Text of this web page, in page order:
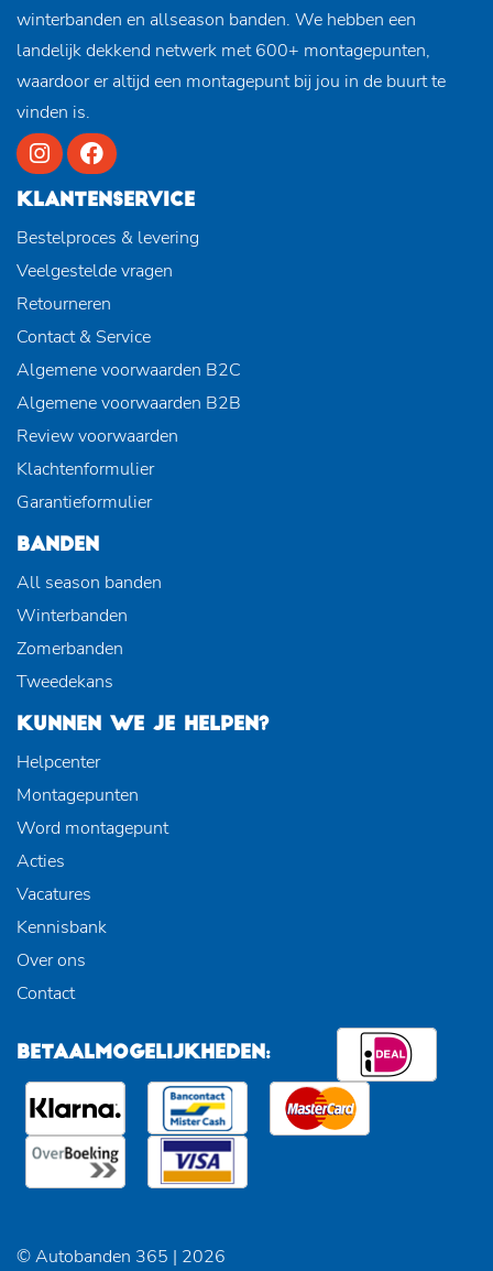
winterbanden en allseason banden. We hebben een
landelijk dekkend netwerk met 600+ montagepunten,
waardoor er altijd een montagepunt bij jou in de buurt te
vinden is.
KLANTENSERVICE
Bestelproces & levering
Veelgestelde vragen
Retourneren
Contact & Service
Algemene voorwaarden B2C
Algemene voorwaarden B2B
Review voorwaarden
Klachtenformulier
Garantieformulier
BANDEN
All season banden
Winterbanden
Zomerbanden
Tweedekans
KUNNEN WE JE HELPEN?
Helpcenter
Montagepunten
Word montagepunt
Acties
Vacatures
Kennisbank
Over ons
Contact
BETAALMOGELIJKHEDEN:
© Autobanden 365 | 2026